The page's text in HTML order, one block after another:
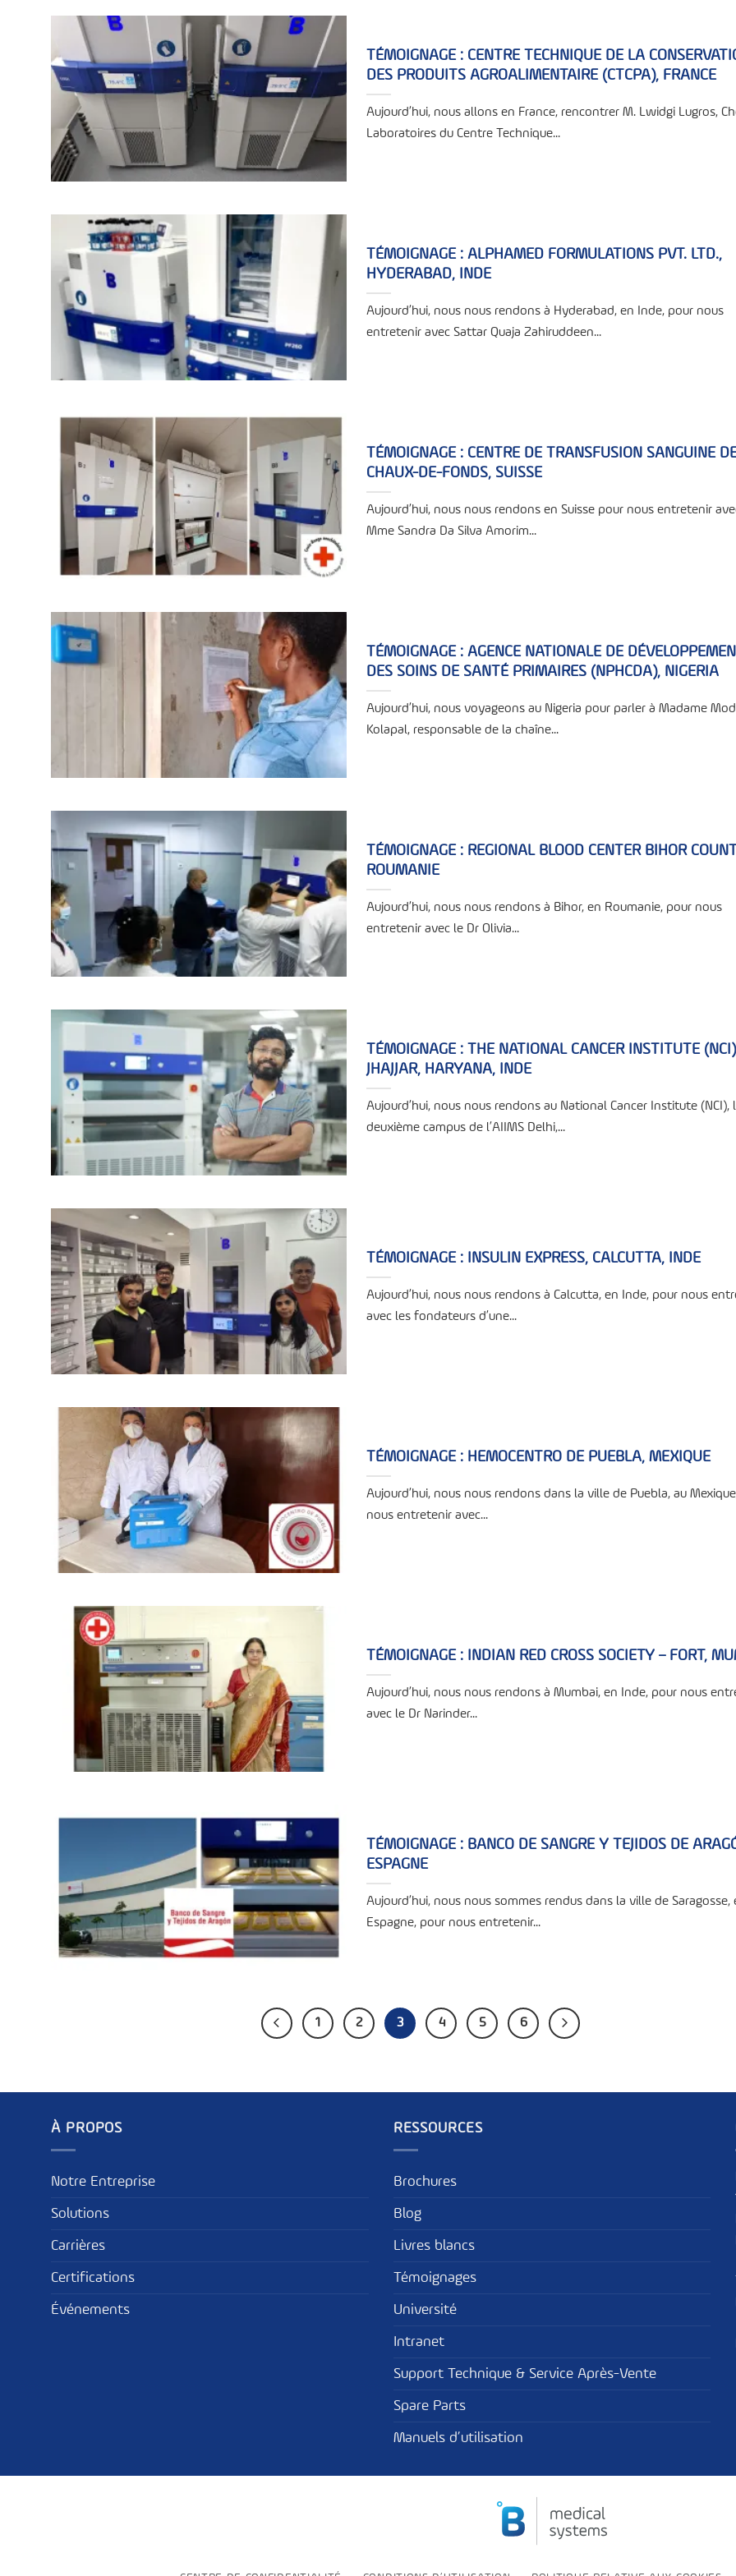
TÉMOIGNAGE : CENTRE TECHNIQUE DE LA
DES PRODUITS AGROALIMENTAIRE (CTCPA), FRANCE
Aujourd’hui, nous allons en France, rencontrer M. Lwidgi Lugros,
Laboratoires du Centre Technique...
TÉMOIGNAGE : ALPHAMED FORMULATIONS PVT. LTD.,
HYDERABAD, INDE
Aujourd’hui, nous nous rendons à Hyderabad, en Inde, pour nous
entretenir avec Sattar Quaja Zahiruddeen...
TÉMOIGNAGE : CENTRE DE TRANSFUSION SANGUINE
CHAUX-DE-FONDS, SUISSE
Aujourd’hui, nous nous rendons en Suisse pour nous entretenir
Mme Sandra Da Silva Amorim...
TÉMOIGNAGE : AGENCE NATIONALE DE
DES SOINS DE SANTÉ PRIMAIRES (NPHCDA), NIGERIA
Aujourd’hui, nous voyageons au Nigeria pour parler à Madame
Kolapal, responsable de la chaîne...
TÉMOIGNAGE : REGIONAL BLOOD CENTER BIHOR
ROUMANIE
Aujourd’hui, nous nous rendons à Bihor, en Roumanie, pour nous
entretenir avec le Dr Olivia...
TÉMOIGNAGE : THE NATIONAL CANCER INSTITUTE
JHAJJAR, HARYANA, INDE
Aujourd’hui, nous nous rendons au National Cancer Institute (NCI),
deuxième campus de l’AIIMS Delhi,...
TÉMOIGNAGE : INSULIN EXPRESS, CALCUTTA, INDE
Aujourd’hui, nous nous rendons à Calcutta, en Inde, pour nous
avec les fondateurs d’une...
TÉMOIGNAGE : HEMOCENTRO DE PUEBLA, MEXIQUE
Aujourd’hui, nous nous rendons dans la ville de Puebla, au
nous entretenir avec...
TÉMOIGNAGE : INDIAN RED CROSS SOCIETY – FORT,
Aujourd’hui, nous nous rendons à Mumbai, en Inde, pour nous
avec le Dr Narinder...
TÉMOIGNAGE : BANCO DE SANGRE Y TEJIDOS DE
ESPAGNE
Aujourd’hui, nous nous sommes rendus dans la ville de Saragosse,
Espagne, pour nous entretenir...
1 2 3 4 5 6
À PROPOS
Notre Entreprise
Solutions
Carrières
Certifications
Événements
RESSOURCES
Brochures
Blog
Livres blancs
Témoignages
Université
Intranet
Support Technique & Service Après-Vente
Spare Parts
Manuels d’utilisation